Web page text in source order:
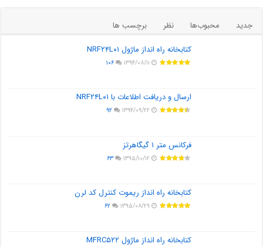
جدید محبوب‌ها نظر
برچسب ها
کتابخانه راه انداز ماژول NRF۲۴L۰۱
۱۳۹۴/۰۸/۱۱ ۱۰۶
ارسال و دریافت اطلاعات با NRF۲۴L۰۱
۱۳۹۴/۰۹/۲۲ ۹۲
فرکانس متر ۱ گیگاهرتز
۱۳۹۵/۱۰/۱۲ ۶۳
کتابخانه راه انداز ریموت کنترل کد لرن
۱۳۹۵/۰۸/۲۹ ۶۲
کتابخانه راه انداز ماژول MFRC۵۲۲